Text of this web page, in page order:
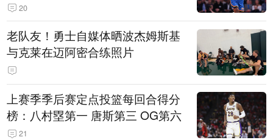
20
老队友！勇士自媒体晒波杰姆斯基
与克莱在迈阿密合练照片
上赛季季后赛定点投篮每回合得分
榜：八村塁第一 唐斯第三 OG第六
21